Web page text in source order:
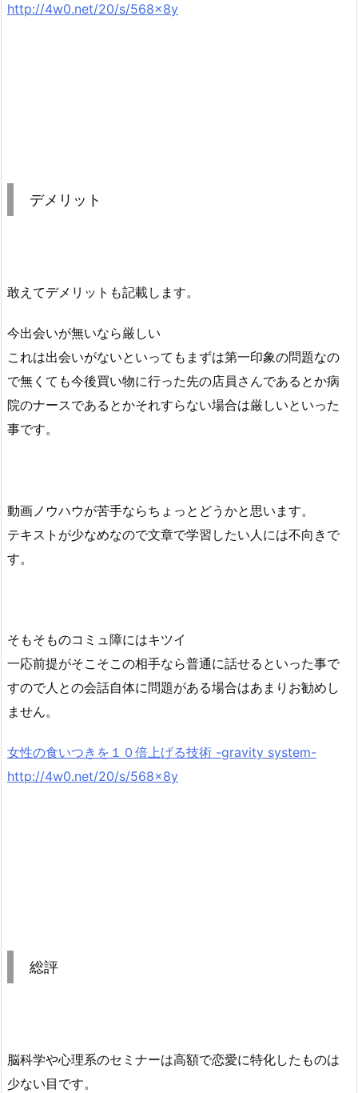
http://4w0.net/20/s/568x8y
デメリット
敢えてデメリットも記載します。
今出会いが無いなら厳しい
これは出会いがないといってもまずは第一印象の問題なの
で無くても今後買い物に行った先の店員さんであるとか病
院のナースであるとかそれすらない場合は厳しいといった
事です。
動画ノウハウが苦手ならちょっとどうかと思います。
テキストが少なめなので文章で学習したい人には不向きで
す。
そもそものコミュ障にはキツイ
一応前提がそこそこの相手なら普通に話せるといった事で
すので人との会話自体に問題がある場合はあまりお勧めし
ません。
女性の食いつきを１０倍上げる技術 -gravity system-
http://4w0.net/20/s/568x8y
総評
脳科学や心理系のセミナーは高額で恋愛に特化したものは
少ない目です。